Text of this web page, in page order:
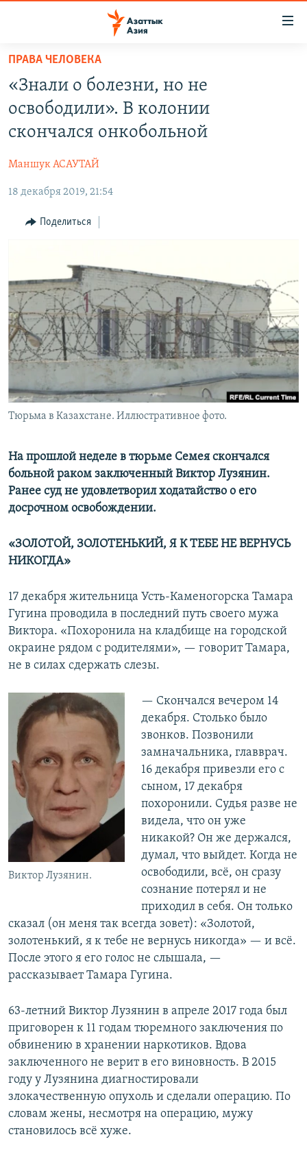
Вернуться
основному
содержанию
главной
навигации
Вернутся
поиску
ЦЕНТРАЛЬНАЯ АЗИЯ
КАЗАХСТАН
ТАДЖИКИСТАН
НОВОСТИ
ҚАЗАҚША
КЫРГЫЗЧА
ЎЗБЕКЧА
TÜRKMENÇE
ПОДПИШИТЕСЬ НА НАС В СОЦСЕТЯХ
ПРАВА ЧЕЛОВЕКА
«Знали о болезни, но не
освободили». В колонии
скончался онкобольной
Маншук АСАУТАЙ
18 декабря 2019, 21:54
Поделиться
Тюрьма в Казахстане. Иллюстративное фото.
На прошлой неделе в тюрьме Семея скончался
больной раком заключенный Виктор Лузянин.
Ранее суд не удовлетворил ходатайство о его
досрочном освобождении.
«ЗОЛОТОЙ, ЗОЛОТЕНЬКИЙ, Я К ТЕБЕ НЕ ВЕРНУСЬ
НИКОГДА»
17 декабря жительница Усть-Каменогорска Тамара
Гугина проводила в последний путь своего мужа
Виктора. «Похоронила на кладбище на городской
окраине рядом с родителями», — говорит Тамара,
не в силах сдержать слезы.
Виктор Лузянин.
— Скончался вечером 14
декабря. Столько было
звонков. Позвонили
замначальника, главврач.
16 декабря привезли его с
сыном, 17 декабря
похоронили. Судья разве не
видела, что он уже
никакой? Он же держался,
думал, что выйдет. Когда не
освободили, всё, он сразу
сознание потерял и не
приходил в себя. Он только
сказал (он меня так всегда зовет): «Золотой,
золотенький, я к тебе не вернусь никогда» — и всё.
После этого я его голос не слышала, —
рассказывает Тамара Гугина.
63-летний Виктор Лузянин в апреле 2017 года был
приговорен к 11 годам тюремного заключения по
обвинению в хранении наркотиков. Вдова
заключенного не верит в его виновность. В 2015
году у Лузянина диагностировали
злокачественную опухоль и сделали операцию. По
словам жены, несмотря на операцию, мужу
становилось всё хуже.